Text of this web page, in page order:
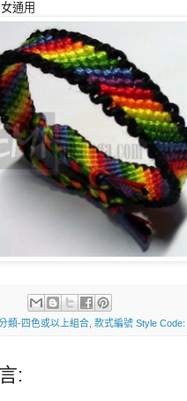
通用
類-四色或以上組合 款式編號 Style Code:
: